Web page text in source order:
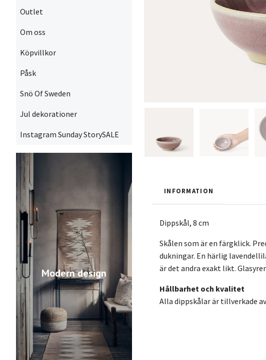
Outlet
Om oss
Köpvillkor
Påsk
Snö Of Sweden
Jul dekorationer
Instagram Sunday StorySALE
Modern design
INFORMATION
Dippskål, 8 cm
Skålen som är en färgklick.
dukningar. En härlig
är det andra exakt likt.
Hållbarhet och kvalitet
Alla dippskålar är tillverkade